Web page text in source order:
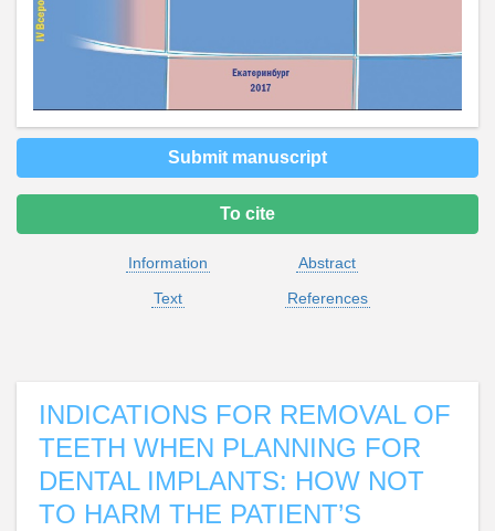
Submit manuscript
To cite
Information
Abstract
Text
References
INDICATIONS FOR REMOVAL OF
TEETH WHEN PLANNING FOR
DENTAL IMPLANTS: HOW NOT
TO HARM THE PATIENT’S